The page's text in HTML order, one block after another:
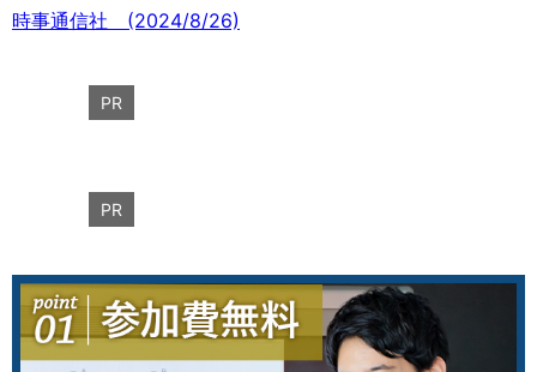
時事通信社 (2024/8/26)
PR
PR